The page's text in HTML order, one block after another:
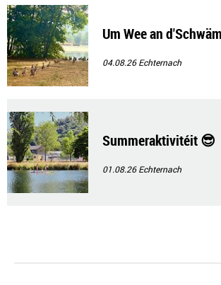
Um Wee an
04.08.26Echternach
Summeraktivitéit 😎
01.08.26Echternach